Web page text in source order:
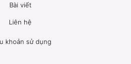
Bài viết
Liên hệ
khoản sử dụng